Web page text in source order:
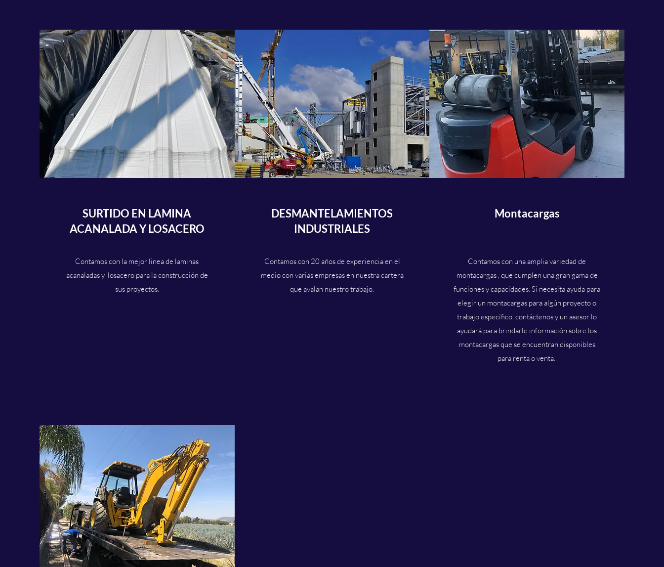
SURTIDO EN LAMINA
ACANALADA Y LOSACERO
Contamos con la mejor linea de laminas
acanaladas y losacero para la construcción de
sus proyectos.
DESMANTELAMIENTOS
INDUSTRIALES
Contamos con 20 años de experiencia en el
medio con varias empresas en nuestra cartera
que avalan nuestro trabajo.
Montacargas
Contamos con una amplia variedad de
montacargas , que cumplen una gran gama de
funciones y capacidades. Si necesita ayuda para
elegir un montacargas para algún proyecto o
trabajo específico, contáctenos y un asesor lo
ayudará para brindarle información sobre los
montacargas que se encuentran disponibles
para renta o venta.